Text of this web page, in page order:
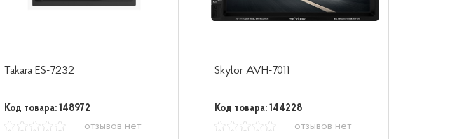
Takara ES-7232
Код товара: 148972
— отзывов нет
Skylor AVH-7011
Код товара: 144228
— отзывов нет